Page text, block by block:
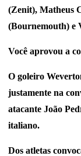
(Zenit), Matheus
(Bournemouth) e
Você aprovou a
O goleiro
justamente na
atacante João
italiano.
Dos atletas